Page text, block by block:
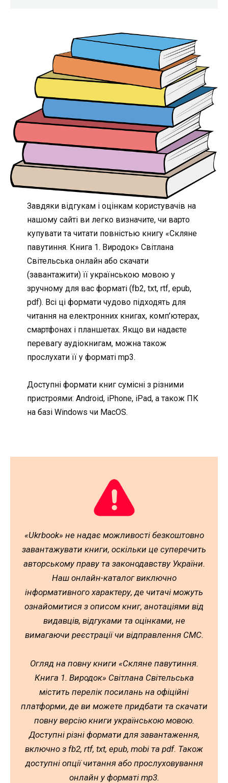
Завдяки відгукам і оцінкам користувачів на
нашому сайті ви легко визначите, чи варто
купувати та читати повністью книгу «Скляне
павутиння. Книга 1. Виродок» Світлана
Світельська онлайн або скачати
(завантажити) її українською мовою у
зручному для вас форматі (fb2, txt, rtf, epub,
pdf). Всі ці формати чудово підходять для
читання на електронних книгах, комп’ютерах,
смартфонах і планшетах. Якщо ви надаєте
перевагу аудіокнигам, можна також
прослухати її у форматі mp3.
Доступні формати книг сумісні з різними
пристроями: Android, iPhone, iPad, а також ПК
на базі Windows чи MacOS.
«Ukrbook» не надає можливості безкоштовно
завантажувати книги, оскільки це суперечить
авторському праву та законодавству України.
Наш онлайн-каталог виключно
інформативного характеру, де читачі можуть
ознайомитися з описом книг, анотаціями від
видавців, відгуками та оцінками, не
вимагаючи реєстрації чи відправлення СМС.
Огляд на повну книги «Скляне павутиння.
Книга 1. Виродок» Світлана Світельська
містить перелік посилань на офіційні
платформи, де ви можете придбати та скачати
повну версію книги українською мовою.
Доступні різні формати для завантаження,
включно з fb2, rtf, txt, epub, mobi та pdf. Також
доступні опції читання або прослуховування
онлайн у форматі mp3.